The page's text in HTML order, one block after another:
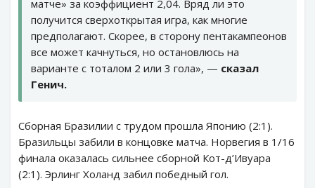
матче» за коэффициент 2,04. Вряд ли это
получится сверхоткрытая игра, как многие
предполагают. Скорее, в сторону пентакампеонов
все может качнуться, но остановлюсь на
варианте с тоталом 2 или 3 гола», — сказал
Генич.
Сборная Бразилии с трудом прошла Японию (2:1).
Бразильцы забили в концовке матча. Норвегия в 1/16
финала оказалась сильнее сборной Кот-д’Ивуара
(2:1). Эрлинг Холанд забил победный гол.